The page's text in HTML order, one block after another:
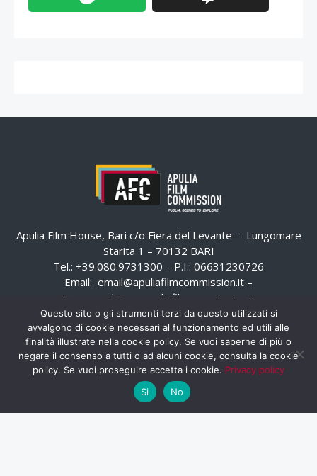
Apulia Film House, Bari c/o Fiera del Levante – Lungomare
Starita 1 – 70132 BARI
Tel.: +39.080.9731300 – P.I.: 06631230726
Email: email@apuliafilmcommission.it –
Pec:
email@pec.apuliafilmcommission.it
Questo sito o gli strumenti terzi da questo utilizzati si
avvalgono di cookie necessari al funzionamento ed utili alle
finalità illustrate nella cookie policy. Se vuoi saperne di più o
negare il consenso a tutti o ad alcuni cookie, consulta la cookie
policy. Se vuoi proseguire accetta i cookie. Privacy policy
Si
No